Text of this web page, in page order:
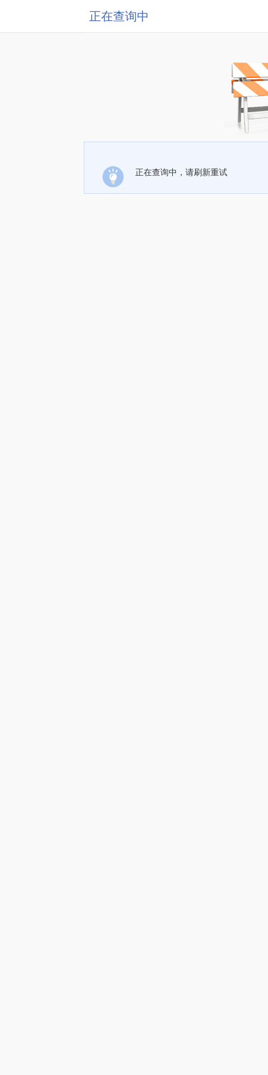
正在查询中
正在查询中，请刷新重试